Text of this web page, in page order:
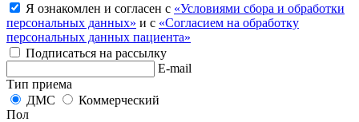
Я ознакомлен и согласен с «Условиями сбора и обработки
персональных данных» и с «Согласием на обработку
персональных данных пациента»
Подписаться на рассылку
E-mail
Тип приема
ДМС
Коммерческий
Пол